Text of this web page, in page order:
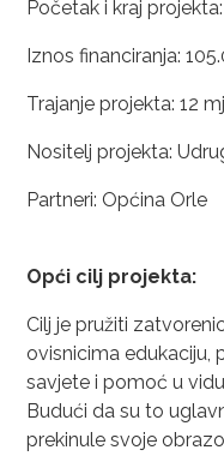
Početak i kraj projekta:
Iznos financiranja:
Trajanje projekta: 12
Nositelj projekta:
Partneri: Općina Orle
Opći cilj projekta:
Cilj je pružiti
ovisnicima edukaciju,
savjete i pomoć u
Budući da su to
prekinule svoje